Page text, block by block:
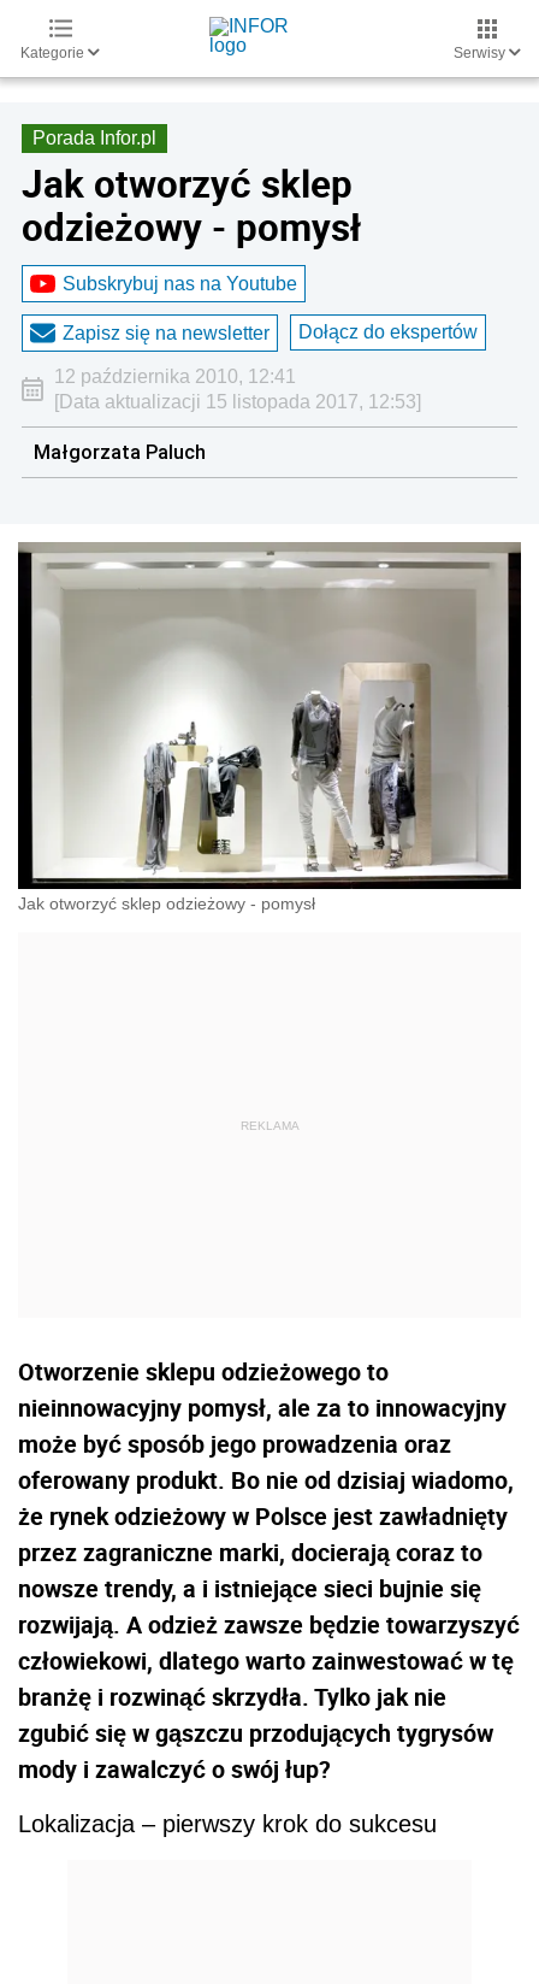
Kategorie Serwisy
Porada Infor.pl
Jak otworzyć sklep
odzieżowy - pomysł
Subskrybuj nas na Youtube
Zapisz się na newsletter Dołącz do ekspertów
12 października 2010, 12:41
[Data aktualizacji 15 listopada 2017, 12:53]
Małgorzata Paluch
Jak otworzyć sklep odzieżowy - pomysł
Otworzenie sklepu odzieżowego to
nieinnowacyjny pomysł, ale za to innowacyjny
może być sposób jego prowadzenia oraz
oferowany produkt. Bo nie od dzisiaj wiadomo,
że rynek odzieżowy w Polsce jest zawładnięty
przez zagraniczne marki, docierają coraz to
nowsze trendy, a i istniejące sieci bujnie się
rozwijają. A odzież zawsze będzie towarzyszyć
człowiekowi, dlatego warto zainwestować w tę
branżę i rozwinąć skrzydła. Tylko jak nie
zgubić się w gąszczu przodujących tygrysów
mody i zawalczyć o swój łup?
Lokalizacja – pierwszy krok do sukcesu